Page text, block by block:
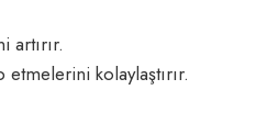
kolaylaştırır.